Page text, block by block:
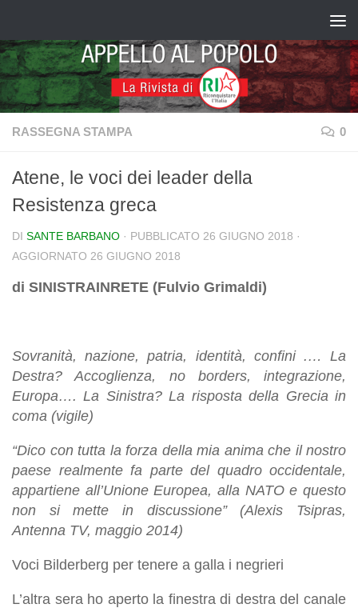
RASSEGNA STAMPA 0
Atene, le voci dei leader della
Resistenza greca
DI SANTE BARBANO · PUBBLICATO 26 GIUGNO 2018 ·
AGGIORNATO 26 GIUGNO 2018
di SINISTRAINRETE (Fulvio Grimaldi)
Sovranità, nazione, patria, identità, confini .… La
Destra? Accoglienza, no borders, integrazione,
Europa…. La Sinistra? La risposta della Grecia in
coma (vigile)
“Dico con tutta la forza della mia anima che il nostro
paese realmente fa parte del quadro occidentale,
appartiene all’Unione Europea, alla NATO e questo
non si mette in discussione” (Alexis Tsipras,
Antenna TV, maggio 2014)
Voci Bilderberg per tenere a galla i negrieri
L’altra sera ho aperto la finestra di destra del canale